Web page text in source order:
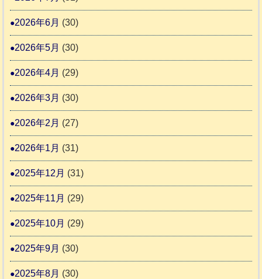
告
す
本
物
推
2026年6月 (30)
2026年5月 (30)
2026年4月 (29)
2026年3月 (30)
2026年2月 (27)
2026年1月 (31)
2025年12月 (31)
2025年11月 (29)
2025年10月 (29)
2025年9月 (30)
2025年8月 (30)